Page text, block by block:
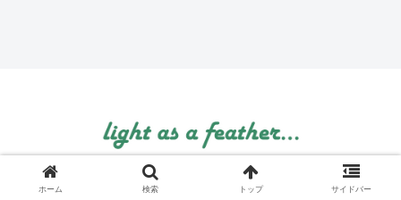
© 1999 light as a feather....
ホーム 検索 トップ サイドバー